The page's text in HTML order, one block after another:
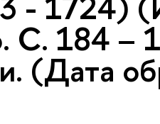
С. 184 –
(Дата